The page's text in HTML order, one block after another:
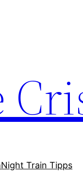
Night Train Tipps